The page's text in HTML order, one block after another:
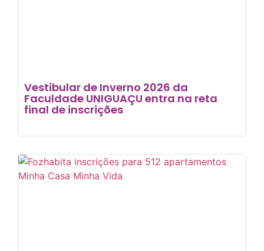
Vestibular de Inverno 2026 da
Faculdade UNIGUAÇU entra na reta
final de inscrições